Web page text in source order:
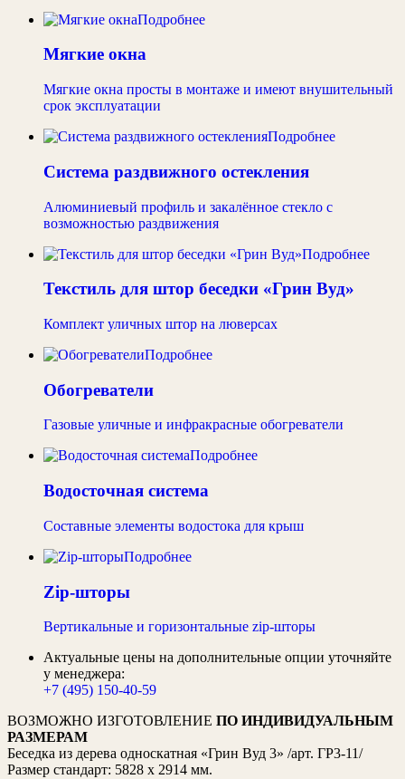
Подробнее
Мягкие окна
Мягкие окна просты в монтаже и имеют внушительный
срок эксплуатации
Подробнее
Система раздвижного остекления
Алюминиевый профиль и закалённое стекло с
возможностью раздвижения
Подробнее
Текстиль для штор беседки «Грин Вуд»
Комплект уличных штор на люверсах
Подробнее
Обогреватели
Газовые уличные и инфракрасные обогреватели
Подробнее
Водосточная система
Составные элементы водостока для крыш
Подробнее
Zip-шторы
Вертикальные и горизонтальные zip-шторы
Актуальные цены на дополнительные опции уточняйте
у менеджера:
+7 (495) 150-40-59
ВОЗМОЖНО ИЗГОТОВЛЕНИЕ ПО ИНДИВИДУАЛЬНЫМ
РАЗМЕРАМ
Беседка из дерева односкатная «Грин Вуд 3» /арт. ГР3-11/
Размер стандарт: 5828 х 2914 мм.